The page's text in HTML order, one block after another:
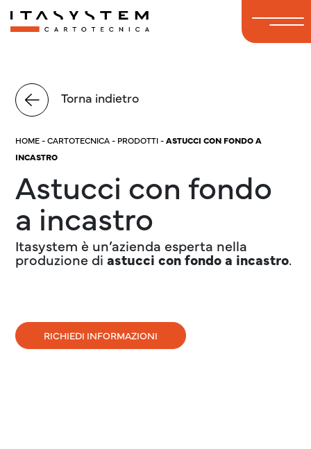
Torna indietro
HOME-CARTOTECNICA- PRODOTTI-ASTUCCI CON FONDO A
INCASTRO
Astucci con fondo
a incastro
Itasystem è un’azienda esperta nella
produzione diastucci con fondo a incastro.
RICHIEDI INFORMAZIONI